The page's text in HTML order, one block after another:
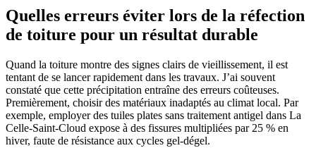
Quelles erreurs éviter lors de la réfection
de toiture pour un résultat durable
Quand la toiture montre des signes clairs de vieillissement, il est
tentant de se lancer rapidement dans les travaux. J’ai souvent
constaté que cette précipitation entraîne des erreurs coûteuses.
Premièrement, choisir des matériaux inadaptés au climat local. Par
exemple, employer des tuiles plates sans traitement antigel dans La
Celle-Saint-Cloud expose à des fissures multipliées par 25 % en
hiver, faute de résistance aux cycles gel-dégel.